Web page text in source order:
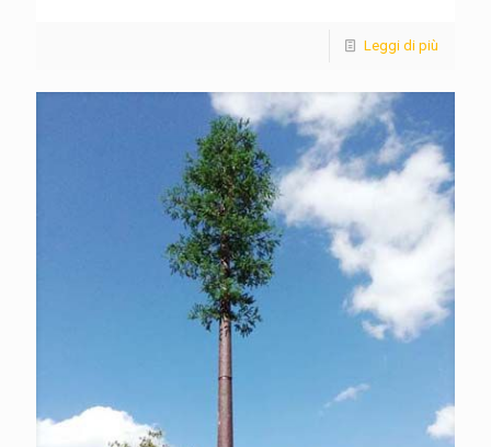
Leggi di più